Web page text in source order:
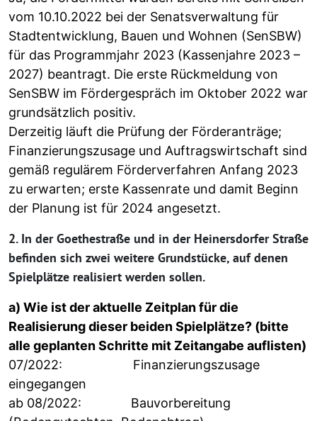
vom 10.10.2022 bei der Senatsverwaltung für
Stadtentwicklung, Bauen und Wohnen (SenSBW)
für das Programmjahr 2023 (Kassenjahre 2023 –
2027) beantragt. Die erste Rückmeldung von
SenSBW im Fördergespräch im Oktober 2022 war
grundsätzlich positiv.
Derzeitig läuft die Prüfung der Förderanträge;
Finanzierungszusage und Auftragswirtschaft sind
gemäß regulärem Förderverfahren Anfang 2023
zu erwarten; erste Kassenrate und damit Beginn
der Planung ist für 2024 angesetzt.
2. In der Goethestraße und in der Heinersdorfer Straße
befinden sich zwei weitere Grundstücke, auf denen
Spielplätze realisiert werden sollen.
a) Wie ist der aktuelle Zeitplan für die
Realisierung dieser beiden Spielplätze? (bitte
alle geplanten Schritte mit Zeitangabe auflisten)
07/2022: Finanzierungszusage
eingegangen
ab 08/2022: Bauvorbereitung